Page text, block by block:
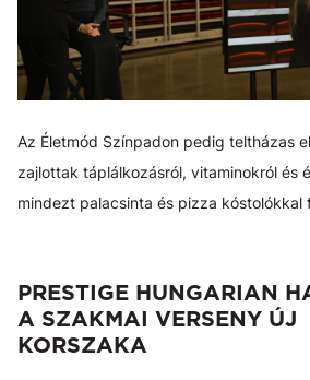
Az Életmód Színpadon pedig teltházas
zajlottak táplálkozásról, vitaminokról és
mindezt palacsinta és pizza kóstolókkal
PRESTIGE HUNGARIAN
A SZAKMAI VERSENY ÚJ
KORSZAKA